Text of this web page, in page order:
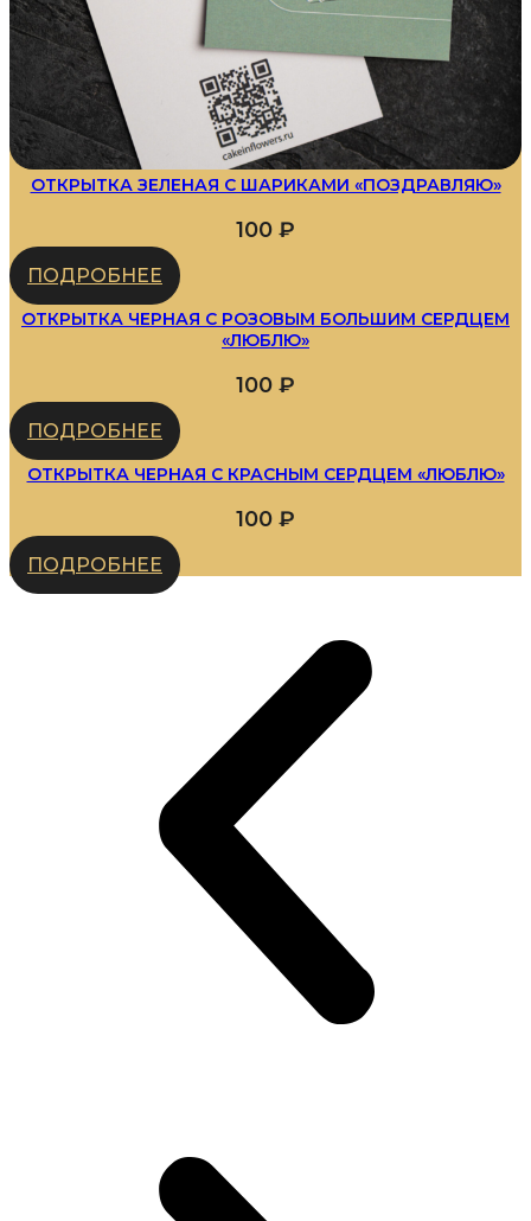
ОТКРЫТКА ЗЕЛЕНАЯ С ШАРИКАМИ «ПОЗДРАВЛЯЮ»
100 ₽
ПОДРОБНЕЕ
ОТКРЫТКА ЧЕРНАЯ С РОЗОВЫМ БОЛЬШИМ СЕРДЦЕМ
«ЛЮБЛЮ»
100 ₽
ПОДРОБНЕЕ
ОТКРЫТКА ЧЕРНАЯ С КРАСНЫМ СЕРДЦЕМ «ЛЮБЛЮ»
100 ₽
ПОДРОБНЕЕ